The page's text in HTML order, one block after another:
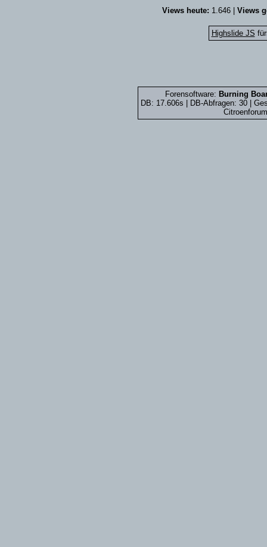
Views heute: 1.646 | Views
Highslide JS
Forensoftware: Burning
DB: 17.606s | DB-Abfragen: 30 |